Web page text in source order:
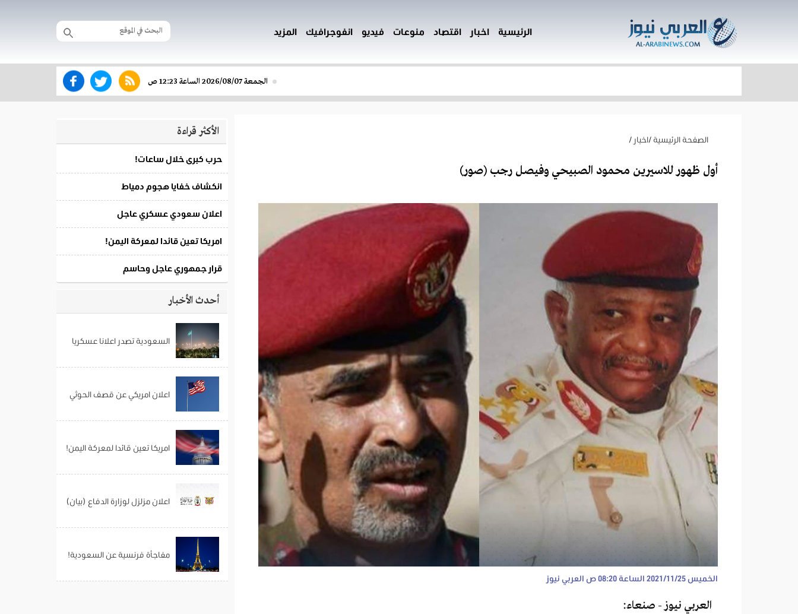
الرئيسية اخبار اقتصاد منوعات فيديو انفوجرافيك المزيد
الجمعة 2026/08/07 الساعة 12:23 ص
الصفحة الرئيسية /اخبار /
أول ظهور للاسيرين محمود الصبيحي وفيصل رجب (صور)
الخميس 2021/11/25 الساعة 08:20 ص العربي نيوز
العربي نيوز - صنعاء:
الأكثر قراءة
‎حرب كبرى خلال ساعات!
‎قرار جمهوري عاجل وحاسم
أحدث الأخبار
السعودية تصدر اعلانا عسكريا
اعلان امريكي عن قصف الحوثي
امريكا تعين قائدا لمعركة اليمن!
اعلان مزلزل لوزارة الدفاع (بيان)
مفاجأة فرنسية عن السعودية!